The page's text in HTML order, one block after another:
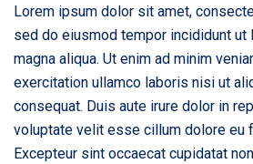
Lorem ipsum dolor sit amet,
sed do eiusmod tempor incididunt ut
magna aliqua. Ut enim ad minim
exercitation ullamco laboris nisi ut
consequat. Duis aute irure dolor in
voluptate velit esse cillum dolore eu
Excepteur sint occaecat cupidatat